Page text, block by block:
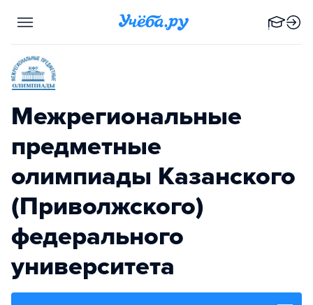
Межрегиональные
предметные
олимпиады Казанского
(Приволжского)
федерального
университета